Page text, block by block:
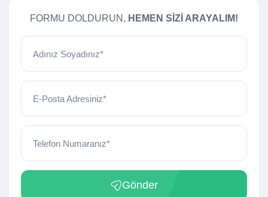
FORMU DOLDURUN, HEMEN SIZI ARAYALIM!
Adınız Soyadınız*
E-Posta Adresiniz*
Telefon Numaranız*
Gönder